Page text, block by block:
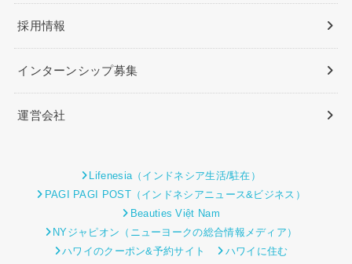
採用情報
インターンシップ募集
運営会社
Lifenesia（インドネシア生活/駐在）
PAGI PAGI POST（インドネシアニュース&ビジネス）
Beauties Việt Nam
NYジャピオン（ニューヨークの総合情報メディア）
ハワイのクーポン&予約サイト
ハワイに住む